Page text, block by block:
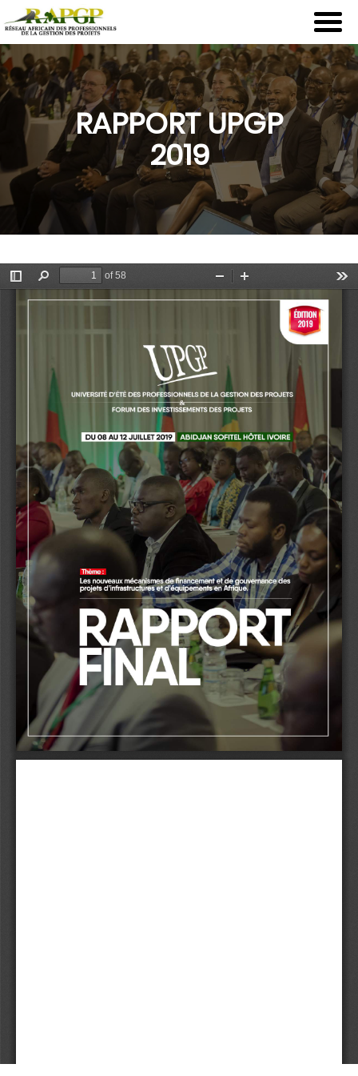
au
contenu
principal
RAPPORT UPGP
2019